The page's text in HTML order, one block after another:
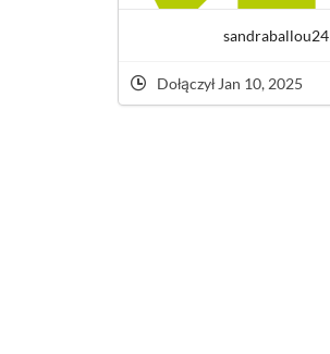
sandraballou24
Dołączył Jan 10, 2025